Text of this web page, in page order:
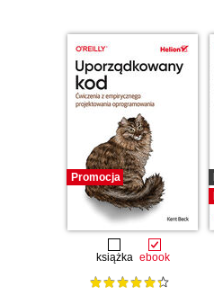
Promocja
książka ebook